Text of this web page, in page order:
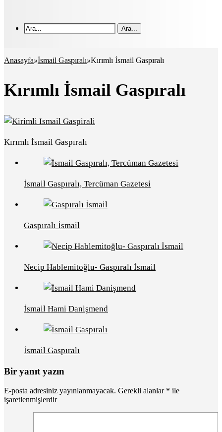
Ara...
Anasayfa»İsmail Gaspıralı»Kırımlı İsmail Gaspıralı
Kırımlı İsmail Gaspıralı
Kırımlı İsmail Gaspıralı
İsmail Gaspıralı, Tercüman Gazetesi
Gaspıralı İsmail
Necip Hablemitoğlu- Gaspıralı İsmail
İsmail Hami Danişmend
İsmail Gaspıralı
Bir yanıt yazın
E-posta adresiniz yayınlanmayacak. Gerekli alanlar * ile
işaretlenmişlerdir